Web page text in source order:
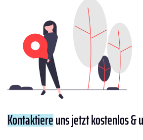
Kontaktiereuns jetzt kostenlos &